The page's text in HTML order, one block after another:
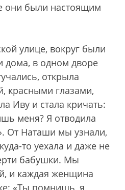
они были настоящим
улице, вокруг были
дома, в одном дворе
открыла
красными глазами,
Иву и стала кричать:
меня? Я отводила
От Наташи мы узнали,
то уехала и даже не
бабушки. Мы
и каждая женщина
«Ты помнишь, я